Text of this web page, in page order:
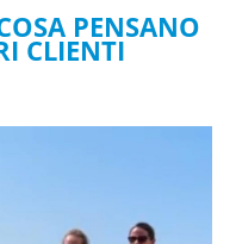
PENSANO
CLIENTI